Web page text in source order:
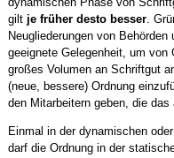
gilt je früher desto besser.
Neugliederungen von
geeignete Gelegenheit, um von
großes Volumen an Schriftgut
(neue, bessere) Ordnung
den Mitarbeitern geben, die
Einmal in der dynamischen
darf die Ordnung in der